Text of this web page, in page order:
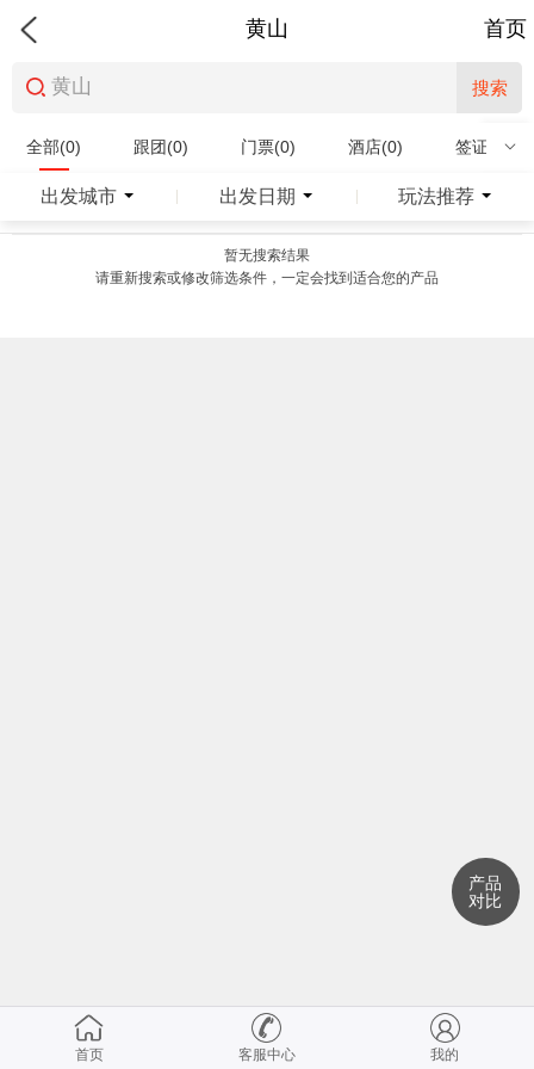
黄山 首页
搜索
全部(0) 跟团(0) 门票(0) 酒店(0) 签证(0)
特产商品(0)
出发城市 出发日期 玩法推荐
暂无搜索结果
请重新搜索或修改筛选条件，一定会找到适合您的产品
产品
对比
首页 客服中心 我的